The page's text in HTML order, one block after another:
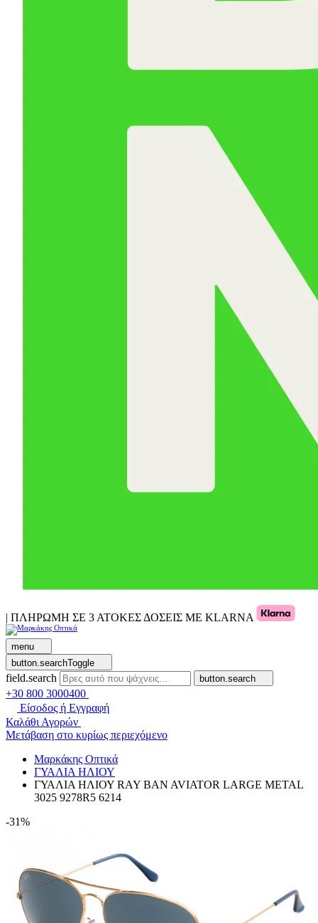
| ΠΛΗΡΩΜΗ ΣΕ 3 ΑΤΟΚΕΣ ΔΟΣΕΙΣ ΜΕ KLARNA
menu
button.searchToggle
field.search button.search
+30 800 3000400
Είσοδος ή Εγγραφή
Καλάθι Αγορών
Μετάβαση στο κυρίως περιεχόμενο
Μαρκάκης Οπτικά
ΓΥΑΛΙΑ ΗΛΙΟΥ
ΓΥΑΛΙΑ ΗΛΙΟΥ RAY BAN AVIATOR LARGE METAL
3025 9278R5 6214
-31%